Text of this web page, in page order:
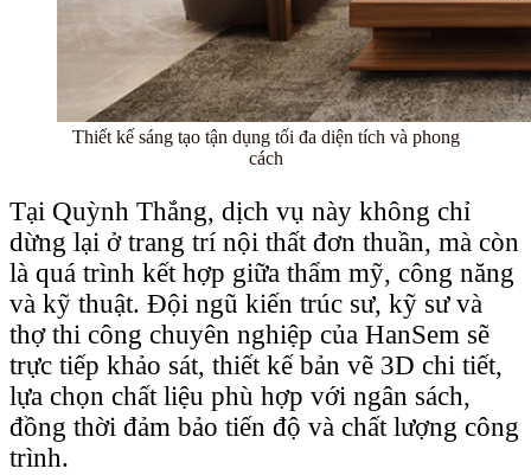
Thiết kế sáng tạo tận dụng tối đa diện tích và phong
cách
Tại Quỳnh Thắng, dịch vụ này không chỉ
dừng lại ở trang trí nội thất đơn thuần, mà còn
là quá trình kết hợp giữa thẩm mỹ, công năng
và kỹ thuật. Đội ngũ kiến trúc sư, kỹ sư và
thợ thi công chuyên nghiệp của HanSem sẽ
trực tiếp khảo sát, thiết kế bản vẽ 3D chi tiết,
lựa chọn chất liệu phù hợp với ngân sách,
đồng thời đảm bảo tiến độ và chất lượng công
trình.